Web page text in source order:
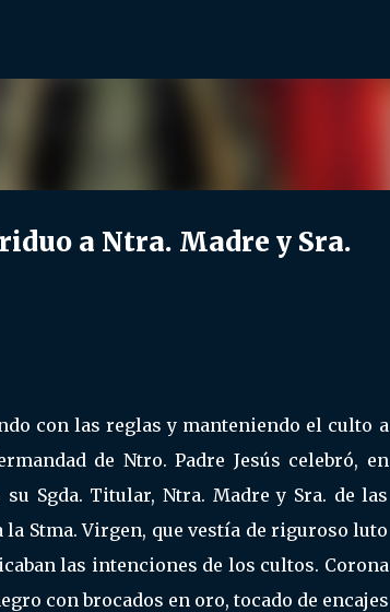
a Ntra. Madre y Sra.
con las reglas y manteniendo el culto a
de Ntro. Padre Jesús celebró, en
Sgda. Titular, Ntra. Madre y Sra. de las
Stma. Virgen, que vestía de riguroso luto
las intenciones de los cultos. Corona
con brocados en oro, tocado de encajes